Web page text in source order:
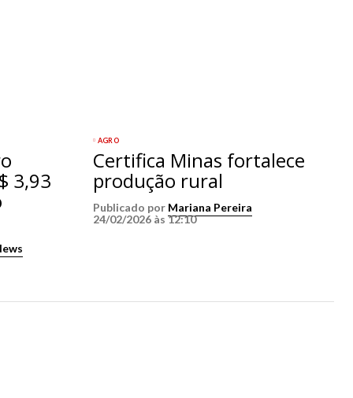
3,93
AGRO
Certifica Minas fortalece
produção rural
Publicado por Mariana Pereira
24/02/2026 às 12:10